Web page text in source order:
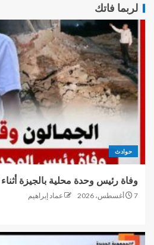
لربما فاتك
حوادث
وفاة رئيس وحدة محلية بالجيزة أثناء
7 أغسطس، 2026 عماد إبراهيم